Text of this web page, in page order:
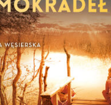
jeszcze. W sprawę wydaje się
to mieszanka klasycznej zagadki
noir, krwistego thrillera, ale również podróż
w dziejach Polski. To druga, po Ulicach
z wykształcenia psycholog.
powieści fantasy, horroru oraz
polskiej Policji za książki Policjanci.
od Komendanta Głównego nagrodę w